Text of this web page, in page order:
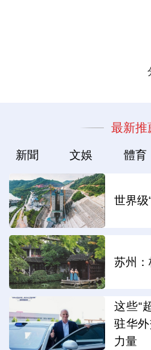
最新推
新聞 文娛 體育
世界级
苏州：
这些“
驻华
力量